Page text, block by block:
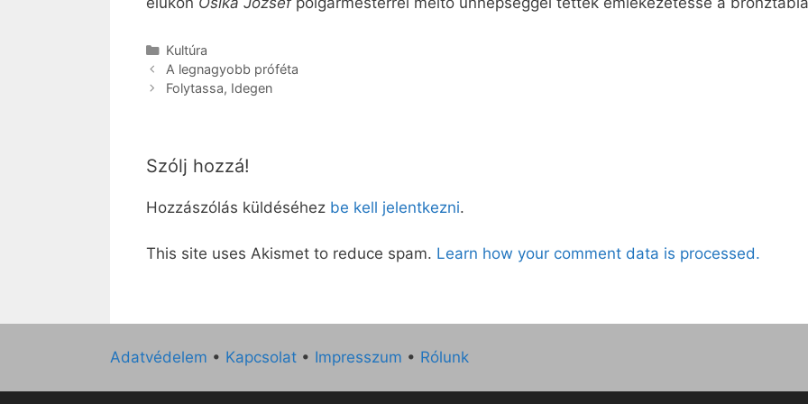
Kategória
Kultúra
A legnagyobb próféta
Folytassa, Idegen
Szólj hozzá!
Hozzászólás küldéséhez be kell jelentkezni.
This site uses Akismet to reduce spam. Learn how your comment data is processed.
Adatvédelem • Kapcsolat • Impresszum • Rólunk